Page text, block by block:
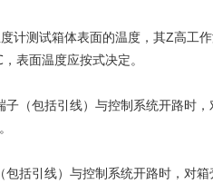
计测试箱体表面的温度，其Z高工
表面温度应按式决定。
（包括引线）与控制系统开路时
括引线）与控制系统开路时，对